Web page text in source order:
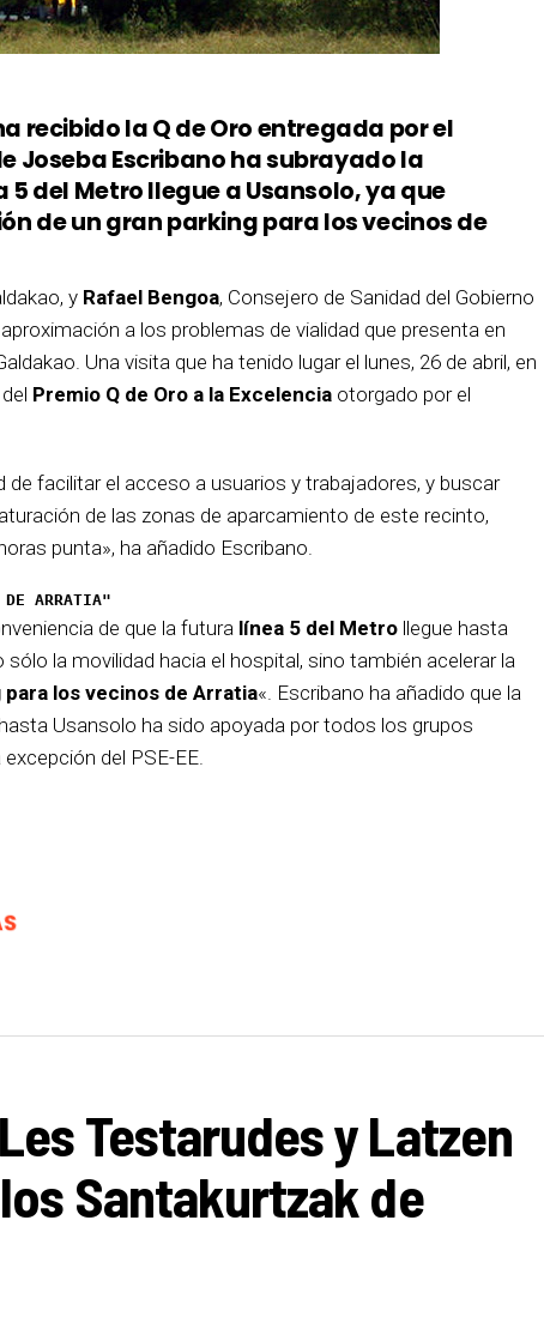
recibido la Q de Oro entregada por el
Joseba Escribano ha subrayado la
del Metro llegue a Usansolo, ya que
de un gran parking para los vecinos de
y Rafael Bengoa, Consejero de Sanidad del Gobierno
a los problemas de vialidad que presenta en
Una visita que ha tenido lugar el lunes, 26 de abril, en
Premio Q de Oro a la Excelencia otorgado por el
facilitar el acceso a usuarios y trabajadores, y buscar
de las zonas de aparcamiento de este recinto,
punta», ha añadido Escribano.
DE ARRATIA"
de que la futura línea 5 del Metro llegue hasta
la movilidad hacia el hospital, sino también acelerar la
para los vecinos de Arratia«. Escribano ha añadido que la
Usansolo ha sido apoyada por todos los grupos
del PSE-EE.
Testarudes y Latzen
Santakurtzak de